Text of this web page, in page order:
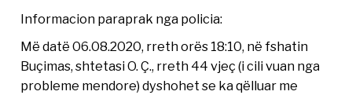
Informacion paraprak nga policia:
Më datë 06.08.2020, rreth orës 18:10, në fshatin
Buçimas, shtetasi O. Ç., rreth 44 vjeç (i cili vuan nga
probleme mendore) dyshohet se ka qëlluar me